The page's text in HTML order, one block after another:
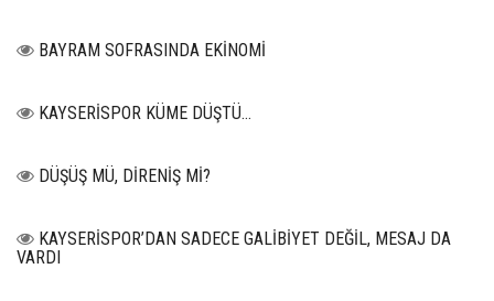
BAYRAM SOFRASINDA EKİNOMİ
KAYSERİSPOR KÜME DÜŞTÜ…
DÜŞÜŞ MÜ, DİRENİŞ Mİ?
KAYSERİSPOR’DAN SADECE GALİBİYET DEĞİL, MESAJ DA
VARDI